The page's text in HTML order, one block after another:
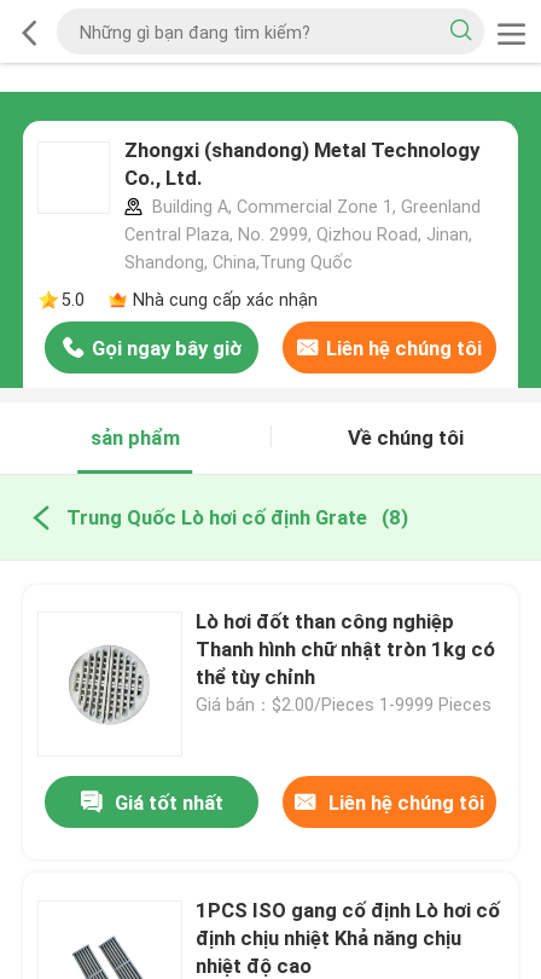
Zhongxi (shandong) Metal Technology
Co., Ltd.
Building A, Commercial Zone 1, Greenland
Central Plaza, No. 2999, Qizhou Road, Jinan,
Shandong, China,Trung Quốc
5.0
Nhà cung cấp xác nhận
Gọi ngay bây giờ Liên hệ chúng tôi
sản phẩm Về chúng tôi
Trung Quốc Lò hơi cố định Grate (8)
Lò hơi đốt than công nghiệp
Thanh hình chữ nhật tròn 1kg có
thể tùy chỉnh
Giá bán：$2.00/Pieces 1-9999 Pieces
Giá tốt nhất Liên hệ chúng tôi
1PCS ISO gang cố định Lò hơi cố
định chịu nhiệt Khả năng chịu
nhiệt độ cao